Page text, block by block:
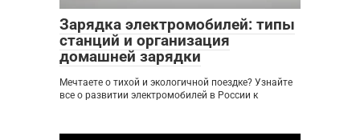
Зарядка электромобилей: типы
станций и организация
домашней зарядки
Мечтаете о тихой и экологичной поездке? Узнайте
все о развитии электромобилей в России к